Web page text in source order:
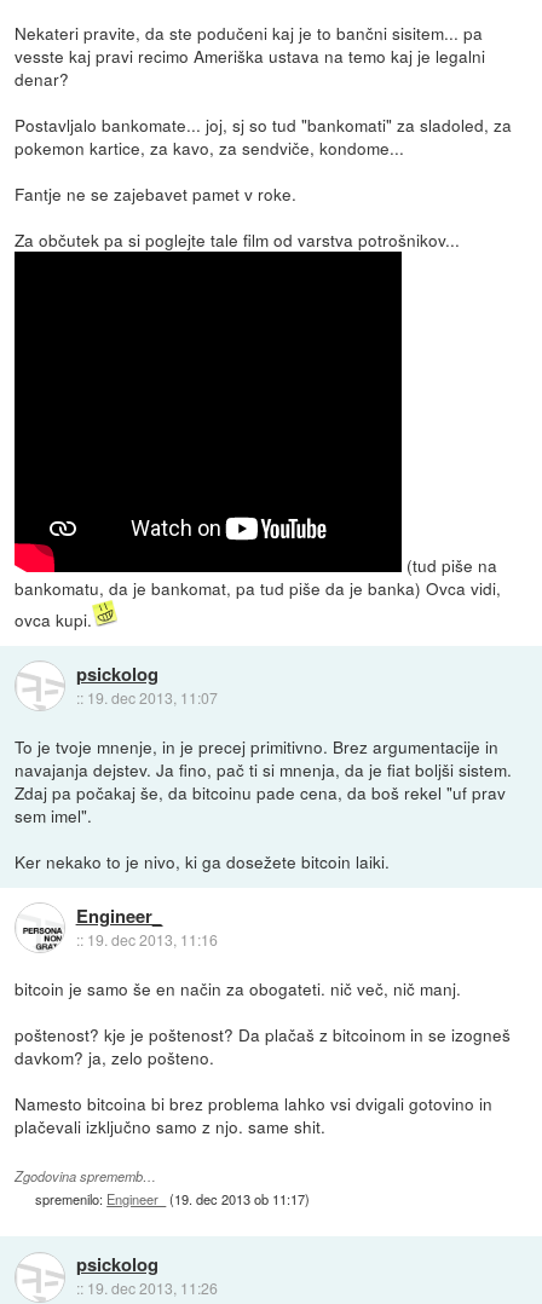
Nekateri pravite, da ste podučeni kaj je to bančni sisitem... pa
vesste kaj pravi recimo Ameriška ustava na temo kaj je legalni
denar?
Postavljalo bankomate... joj, sj so tud "bankomati" za sladoled, za
pokemon kartice, za kavo, za sendviče, kondome...
Fantje ne se zajebavet pamet v roke.
Za občutek pa si poglejte tale film od varstva potrošnikov...
(tud piše na
bankomatu, da je bankomat, pa tud piše da je banka) Ovca vidi,
ovca kupi.
psickolog
:: 19. dec 2013, 11:07
To je tvoje mnenje, in je precej primitivno. Brez argumentacije in
navajanja dejstev. Ja fino, pač ti si mnenja, da je fiat boljši sistem.
Zdaj pa počakaj še, da bitcoinu pade cena, da boš rekel "uf prav
sem imel".
Ker nekako to je nivo, ki ga dosežete bitcoin laiki.
Engineer_
:: 19. dec 2013, 11:16
bitcoin je samo še en način za obogateti. nič več, nič manj.
poštenost? kje je poštenost? Da plačaš z bitcoinom in se izogneš
davkom? ja, zelo pošteno.
Namesto bitcoina bi brez problema lahko vsi dvigali gotovino in
plačevali izključno samo z njo. same shit.
Zgodovina sprememb…
spremenilo: Engineer_ (19. dec 2013 ob 11:17)
psickolog
:: 19. dec 2013, 11:26